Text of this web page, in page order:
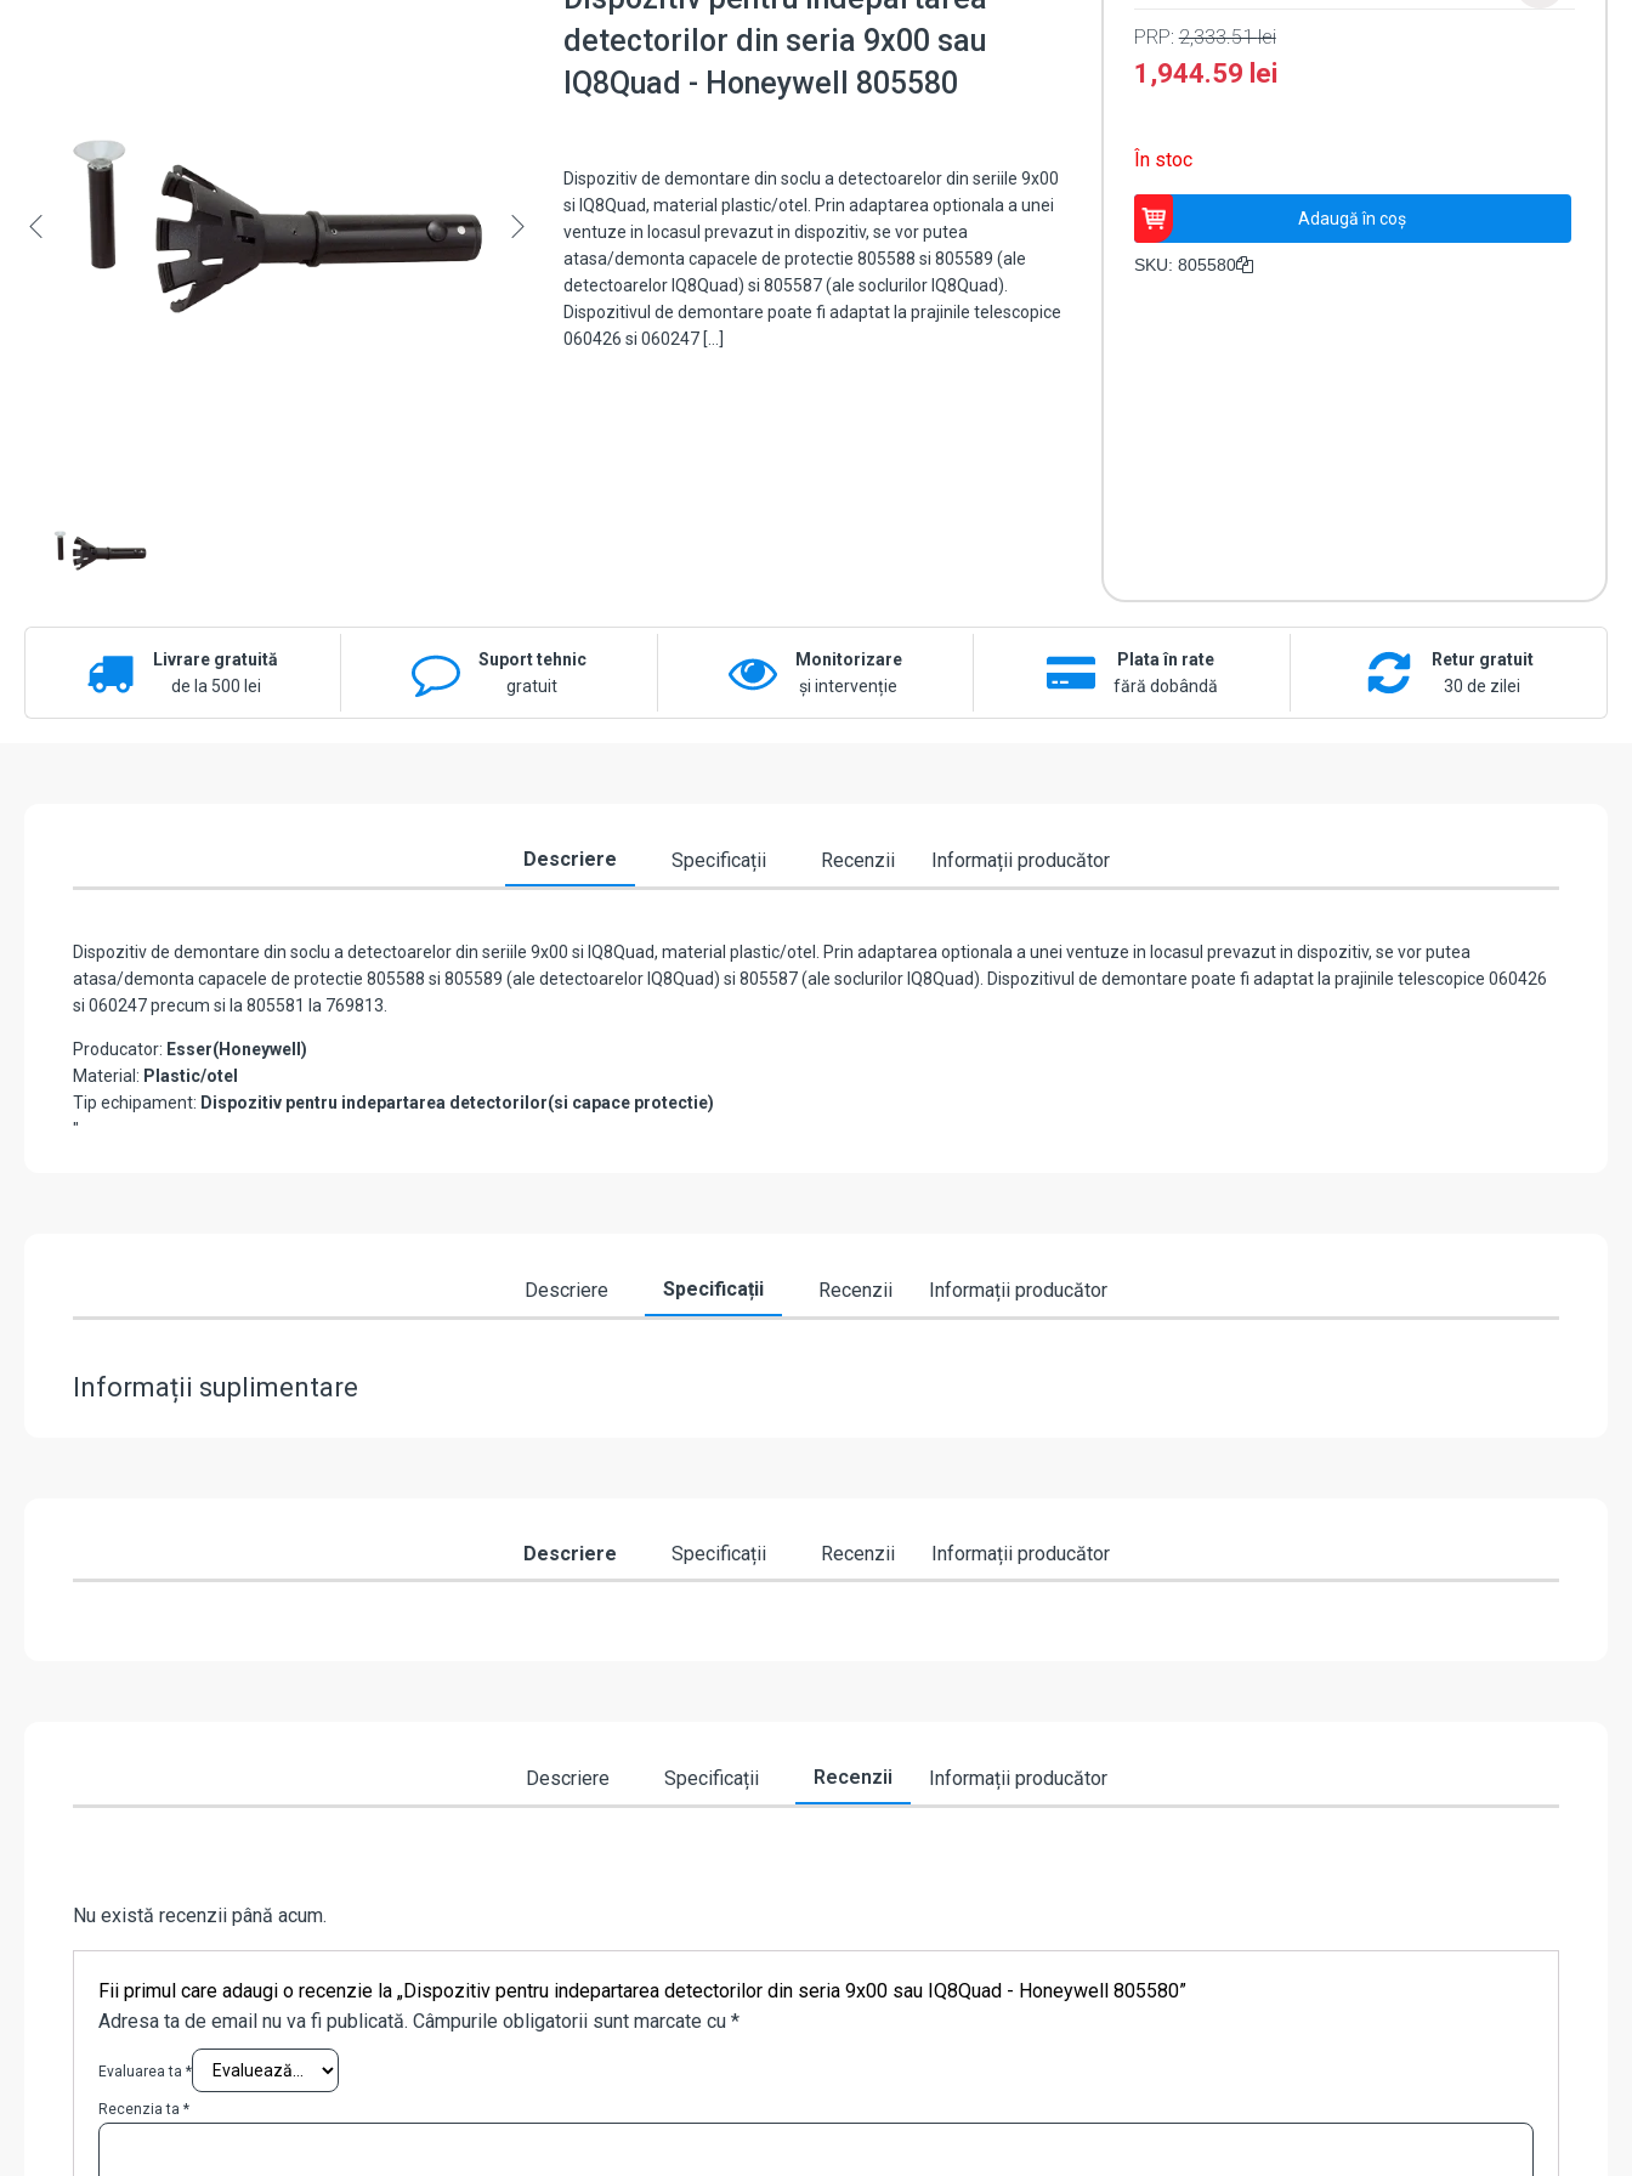
detectorilor din seria 9x00 sau
IQ8Quad - Honeywell 805580
Dispozitiv de demontare din soclu a detectoarelor din seriile 9x00
si IQ8Quad, material plastic/otel. Prin adaptarea optionala a unei
ventuze in locasul prevazut in dispozitiv, se vor putea
atasa/demonta capacele de protectie 805588 si 805589 (ale
detectoarelor IQ8Quad) si 805587 (ale soclurilor IQ8Quad).
Dispozitivul de demontare poate fi adaptat la prajinile telescopice
060426 si 060247 […]
PRP:2,333.51lei
1,944.59 lei
În stoc
Cantitate
Dispozitiv
pentru
Adaugă în coș
SKU: 805580
Livrare gratuită
de la 500 lei
Suport tehnic
gratuit
Monitorizare
și intervenție
Plata în rate
fără dobândă
Retur gratuit
30 de zilei
Descriere Specificații Recenzii Informații producător
Dispozitiv de demontare din soclu a detectoarelor din seriile 9x00 si IQ8Quad, material plastic/otel. Prin adaptarea optionala a unei ventuze in locasul prevazut in dispozitiv, se vor putea
atasa/demonta capacele de protectie 805588 si 805589 (ale detectoarelor IQ8Quad) si 805587 (ale soclurilor IQ8Quad). Dispozitivul de demontare poate fi adaptat la prajinile telescopice 060426
si 060247 precum si la 805581 la 769813.
Producator: Esser(Honeywell)
Material: Plastic/otel
Tip echipament: Dispozitiv pentru indepartarea detectorilor(si capace protectie)
"
Descriere Specificații Recenzii Informații producător
Informații suplimentare
Descriere Specificații Recenzii Informații producător
Descriere Specificații Recenzii Informații producător
Nu există recenzii până acum.
Fii primul care adaugi o recenzie la „Dispozitiv pentru indepartarea detectorilor din seria 9x00 sau IQ8Quad - Honeywell 805580”
Adresa ta de email nu va fi publicată. Câmpurile obligatorii sunt marcate cu *
Evaluarea ta *
Recenzia ta *